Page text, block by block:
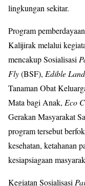
lingkungan sekitar.
Program
Kalijirak melalui
mencakup Sosialisasi
Fly(BSF), Edible
Tanaman Obat
Mata bagi Anak, Eco
Gerakan Masyarakat
program tersebut
kesehatan, ketahanan
kesiapsiagaan
Kegiatan Sosialisasi